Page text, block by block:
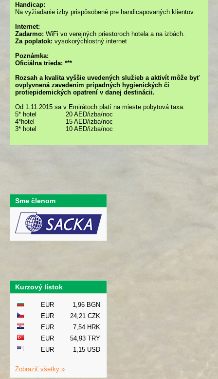
Handicap:
Na vyžiadanie izby prispôsobené pre handicapovaných klientov.
Internet:
Zadarmo: WiFi vo verejných priestoroch hotela a na izbách.
Za poplatok: vysokorýchlostný internet
Poznámka:
Oficiálna trieda: ***
Rozsah a kvalita vyššie uvedených služieb a aktivít môže byť
ovplyvnená zavedením prípadných hygienických či
protiepidemických opatrení v danej destinácii.
Od 1.11.2015 sa v Emirátoch platí na mieste pobytová taxa:
5* hotel 20 AED/izba/noc
4*hotel 15 AED/izba/noc
3* hotel 10 AED/izba/noc
Sme členom
Kurzový lístok
EUR
1,96 BGN
EUR
24,21 CZK
EUR
7,54 HRK
EUR
54,93 TRY
EUR
1,15 USD
Zobraziť všetky »